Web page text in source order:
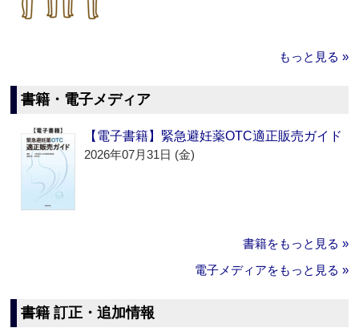
もっと見る »
書籍・電子メディア
【電子書籍】緊急避妊薬OTC適正販売ガイド
2026年07月31日 (金)
書籍をもっと見る »
電子メディアをもっと見る »
書籍 訂正・追加情報